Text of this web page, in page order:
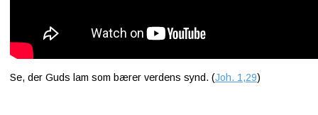
Se, der Guds lam som bærer verdens synd. (Joh. 1,29)